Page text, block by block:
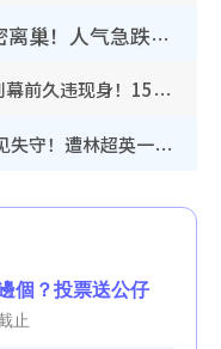
30岁男艺人低调宣布已秘密离巢！人气急跌变失踪人口：“这几年过得并不容易”
《爱·回家》童星Philip仔暂别幕前久违现身！15岁近况暴风成长长高变帅气少年
TVB新闻主播陈嘉欣镜头前罕见失守！遭林超英一句话突袭吓坏当场大笑